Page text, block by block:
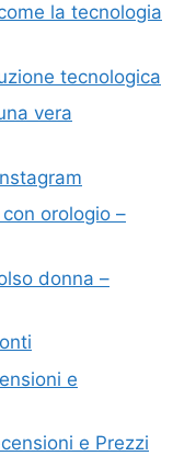
la tecnologia
tecnologica
vera
orologio –
donna –
e
e Prezzi